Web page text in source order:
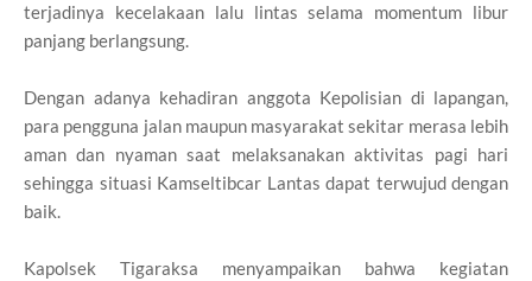
terjadinya kecelakaan lalu lintas selama momentum libur
panjang berlangsung.
Dengan adanya kehadiran anggota Kepolisian di lapangan,
para pengguna jalan maupun masyarakat sekitar merasa lebih
aman dan nyaman saat melaksanakan aktivitas pagi hari
sehingga situasi Kamseltibcar Lantas dapat terwujud dengan
baik.
Kapolsek Tigaraksa menyampaikan bahwa kegiatan